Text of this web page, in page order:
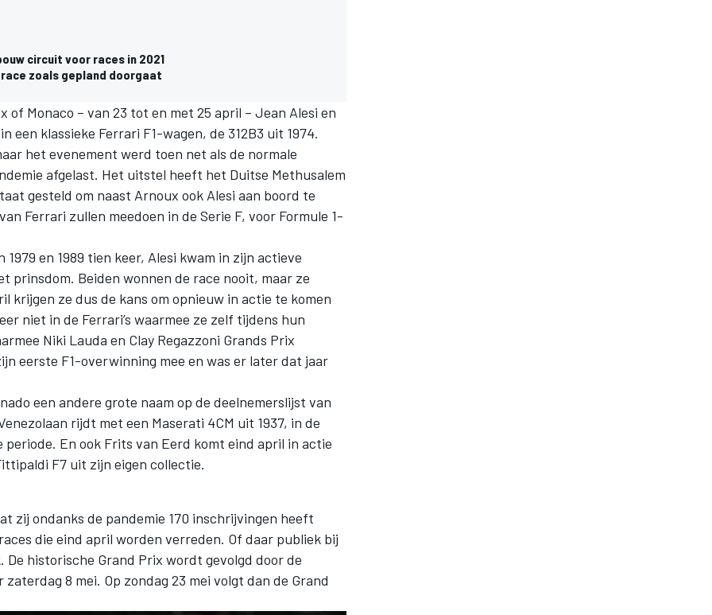
circuit voor races in 2021
zoals gepland doorgaat
Monaco – van 23 tot en met 25 april – Jean Alesi en
een klassieke Ferrari F1-wagen, de 312B3 uit 1974.
het evenement werd toen net als de normale
afgelast. Het uitstel heeft het Duitse Methusalem
gesteld om naast Arnoux ook Alesi aan boord te
Ferrari zullen meedoen in de Serie F, voor Formule 1-
en 1989 tien keer, Alesi kwam in zijn actieve
prinsdom. Beiden wonnen de race nooit, maar ze
krijgen ze dus de kans om opnieuw in actie te komen
niet in de Ferrari’s waarmee ze zelf tijdens hun
Niki Lauda en Clay Regazzoni Grands Prix
eerste F1-overwinning mee en was er later dat jaar
een andere grote naam op de deelnemerslijst van
rijdt met een Maserati 4CM uit 1937, in de
periode. En ook Frits van Eerd komt eind april in actie
F7 uit zijn eigen collectie.
zij ondanks de pandemie 170 inschrijvingen heeft
die eind april worden verreden. Of daar publiek bij
historische Grand Prix wordt gevolgd door de
8 mei. Op zondag 23 mei volgt dan de Grand